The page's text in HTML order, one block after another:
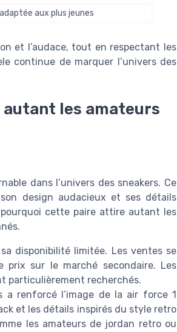
aux plus jeunes
et l’audace, tout en respectant les
continue de marquer l’univers des
les amateurs
dans l’univers des sneakers. Ce
design audacieux et ses détails
pourquoi cette paire attire autant les
disponibilité limitée. Les ventes se
sur le marché secondaire. Les
particulièrement recherchés.
renforcé l’image de la air force 1
et les détails inspirés du style retro
les amateurs de jordan retro ou